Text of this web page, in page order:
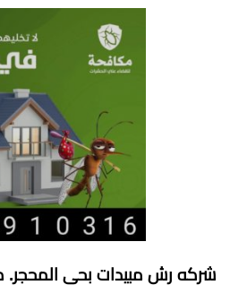
شركه رش مبيدات بحي